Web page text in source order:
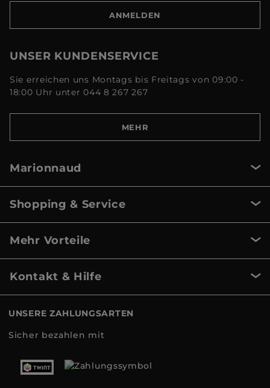
ANMELDEN
UNSER KUNDENSERVICE
Sie erreichen uns Montags bis Freitags von 09:00 -
18:00 Uhr unter 044 8 267 267
MEHR
Marionnaud
Shopping & Service
Mehr Vorteile
Kontakt & Hilfe
UNSERE ZAHLUNGSARTEN
Sicher bezahlen mit